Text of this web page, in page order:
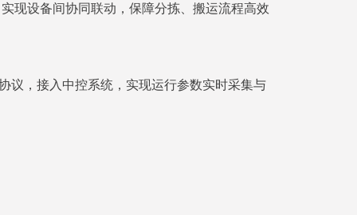
现设备间协同联动，保障分拣、搬运流程高效
议，接入中控系统，实现运行参数实时采集与